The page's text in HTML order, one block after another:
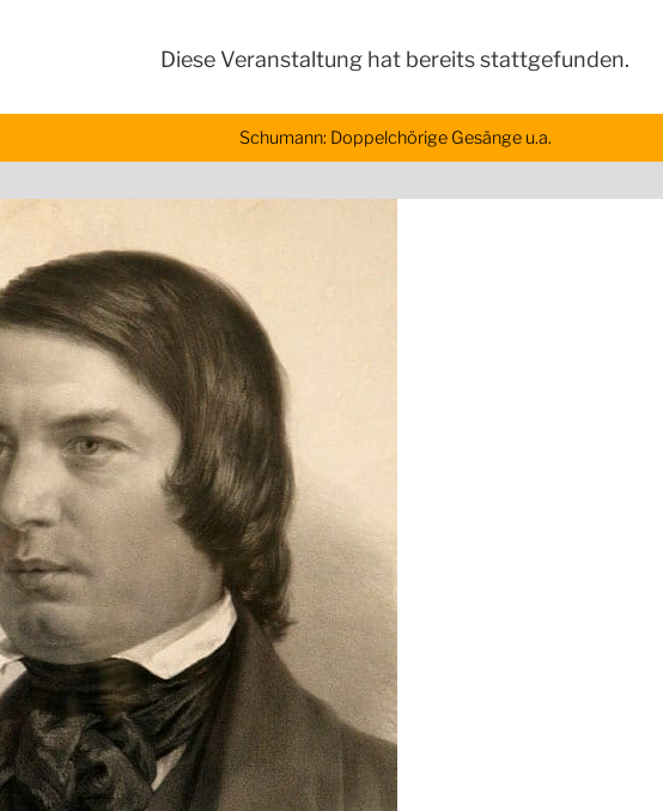
Diese Veranstaltung hat bereits stattgefunden.
Schumann: Doppelchörige Gesänge u.a.